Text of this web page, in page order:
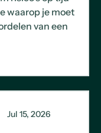
waarop je moet
van een
Jul 15, 2026